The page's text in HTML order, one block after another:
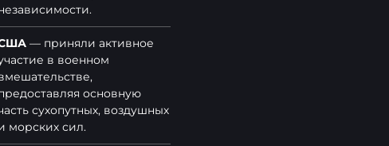
— приняли активное
в военном
основную
сухопутных, воздушных
морских сил.